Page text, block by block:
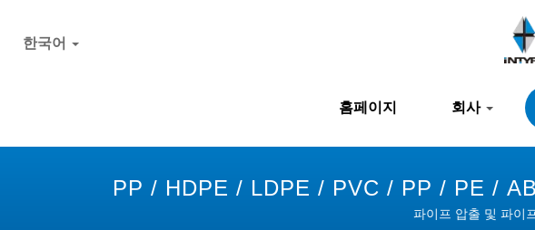
홈페이지 회사
한국어
PP / HDPE / LDPE / PVC / PP / PE /
파이프 압출 및 파이